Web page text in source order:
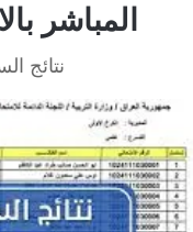
المباشر
نتائج